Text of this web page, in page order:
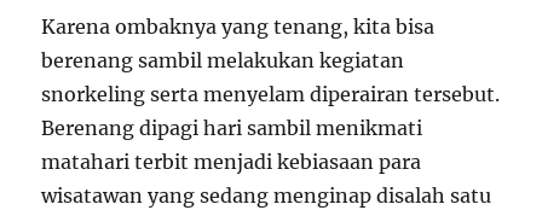
Karena ombaknya yang tenang, kita bisa
berenang sambil melakukan kegiatan
snorkeling serta menyelam diperairan tersebut.
Berenang dipagi hari sambil menikmati
matahari terbit menjadi kebiasaan para
wisatawan yang sedang menginap disalah satu